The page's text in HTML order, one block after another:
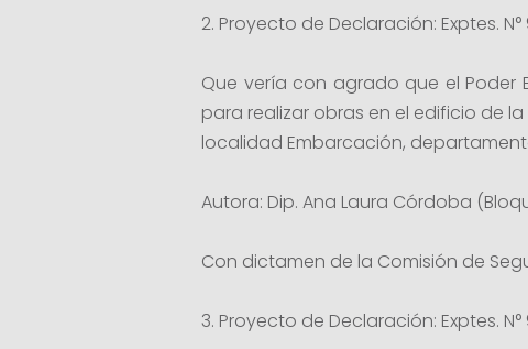
2. Proyecto de Declaración: Exptes.
Que vería con agrado que el Poder
para realizar obras en el edificio de
localidad Embarcación,
Autora: Dip. Ana Laura Córdoba
Con dictamen de la Comisión de
3. Proyecto de Declaración: Exptes.